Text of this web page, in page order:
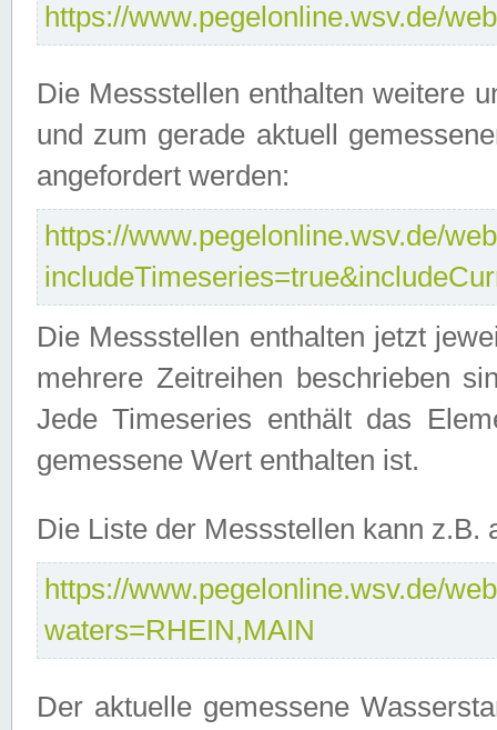
https://www.pegelonline.wsv.de/
Die Messstellen enthalten weitere
und zum gerade aktuell
angefordert werden:
https://www.pegelonline.wsv.de/
Die Messstellen enthalten jetzt
mehrere Zeitreihen beschrieben
Jede Timeseries enthält das
gemessene Wert enthalten ist.
Die Liste der Messstellen kann
https://www.pegelonline.wsv.de/
waters=RHEIN,MAIN
Der aktuelle gemessene